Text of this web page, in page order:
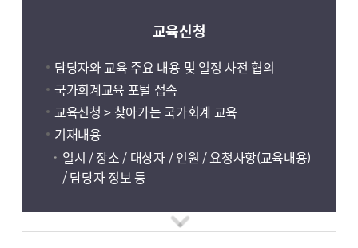
교육신청
담당자와 교육 주요 내용 및 일정 사전 협의
국가회계교육 포털 접속
교육신청 > 찾아가는 국가회계 교육
기재내용
일시 / 장소 / 대상자 / 인원 / 요청사항(교육내용)
/ 담당자 정보 등